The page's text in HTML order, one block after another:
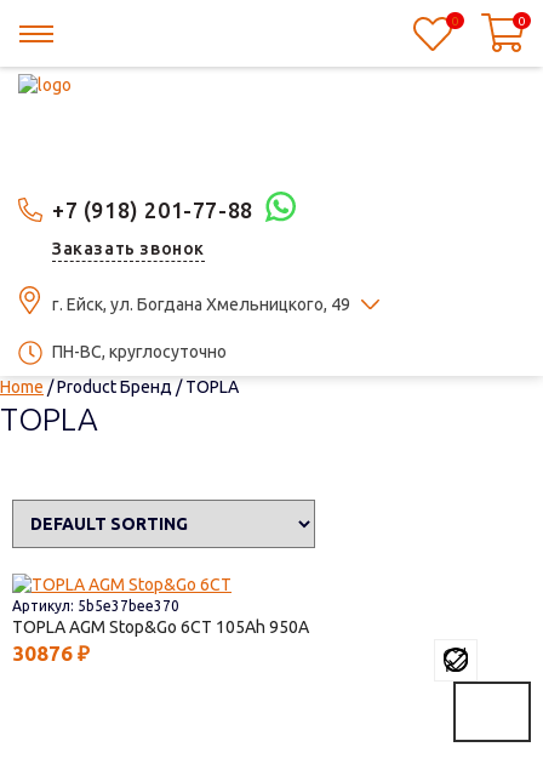
+7 (918) 201-77-88
Заказать звонок
г. Ейск, ул. Богдана Хмельницкого, 49
ПН-ВС, круглосуточно
0 0
Home / Product Бренд / TOPLA
TOPLA
Артикул: 5b5e37bee370
TOPLA AGM Stop&Go 6СТ 105 950
30876 ₽